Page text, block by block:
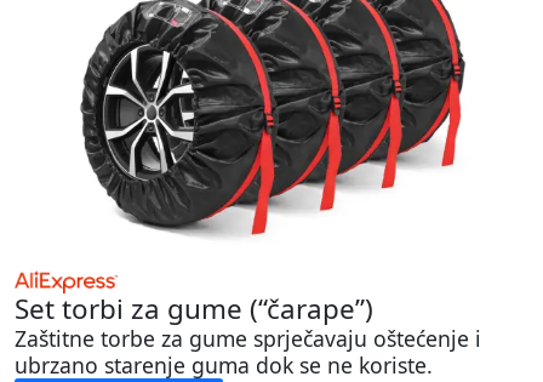
Set torbi za gume (“čarape”)
Zaštitne torbe za gume sprječavaju oštećenje i
ubrzano starenje guma dok se ne koriste.